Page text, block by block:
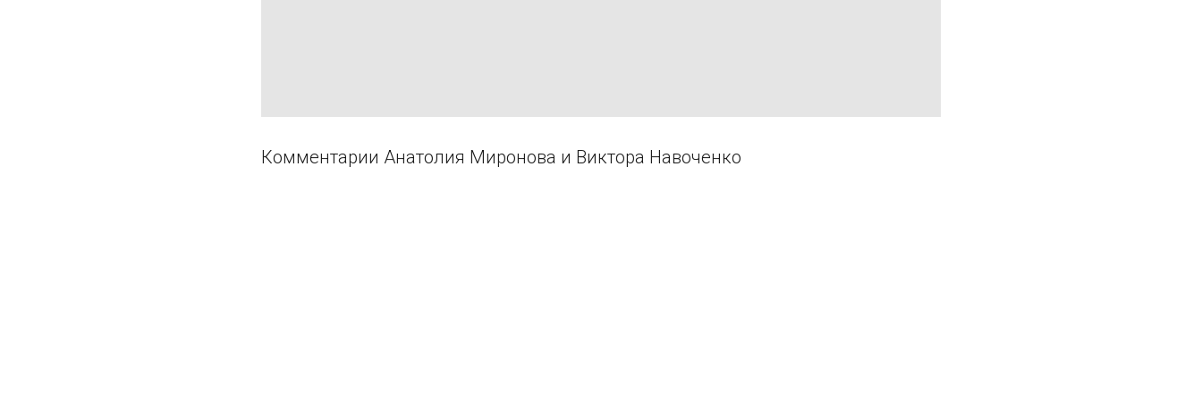
Комментарии Анатолия Миронова и Виктора Навоченко